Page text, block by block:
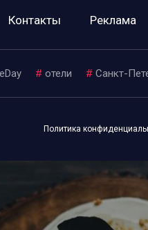
Контакты Реклама
# отели # Санкт-
Политика